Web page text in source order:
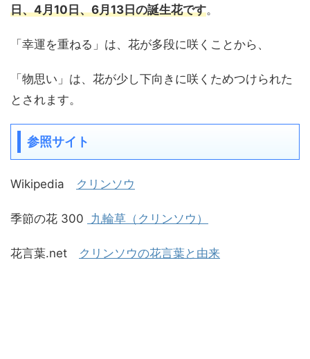
日、4月10日、6月13日の誕生花です。
「幸運を重ねる」は、花が多段に咲くことから、
「物思い」は、花が少し下向きに咲くためつけられた
とされます。
参照サイト
Wikipedia クリンソウ
季節の花 300 九輪草（クリンソウ）
花言葉.net クリンソウの花言葉と由来